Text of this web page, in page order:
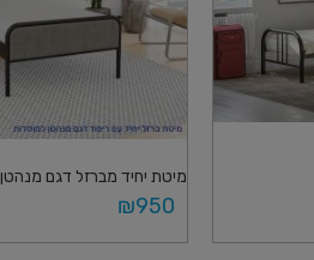
מיטת יחיד מברזל דגם מנהטן
₪950
בחר אפשרויות